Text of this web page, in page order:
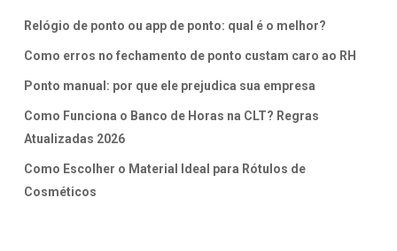
Relógio de ponto ou app de ponto: qual é o melhor?
Como erros no fechamento de ponto custam caro ao RH
Ponto manual: por que ele prejudica sua empresa
Como Funciona o Banco de Horas na CLT? Regras
Atualizadas 2026
Como Escolher o Material Ideal para Rótulos de
Cosméticos